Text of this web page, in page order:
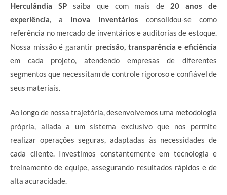
Herculândia SPsaiba que com mais de 20 anos de
experiência , a Inova Inventários consolidou-se como
referência no mercado de inventários e auditorias de estoque.
Nossa missão é garantir precisão, transparência e eficiência
em cada projeto, atendendo empresas de diferentes
segmentos que necessitam de controle rigoroso e confiável de
seus materiais.
Ao longo de nossa trajetória, desenvolvemos uma metodologia
própria, aliada a um sistema exclusivo que nos permite
realizar operações seguras, adaptadas às necessidades de
cada cliente. Investimos constantemente em tecnologia e
treinamento de equipe, assegurando resultados rápidos e de
alta acuracidade.